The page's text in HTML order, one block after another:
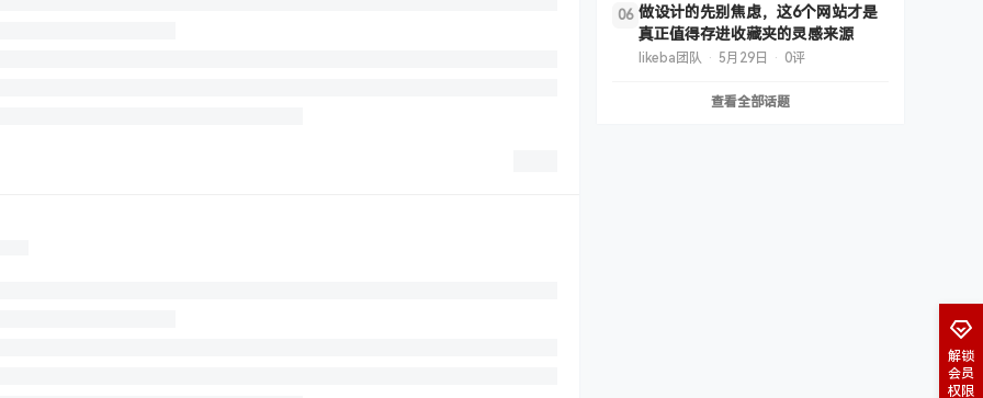
06 做设计的先别焦虑，这6个网站才是
真正值得存进收藏夹的灵感来源
likeba团队 · 5月29日 · 0评
查看全部话题
解锁
会员
权限